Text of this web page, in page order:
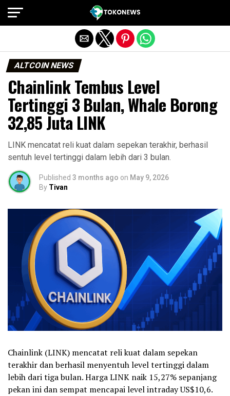
ALTCOIN NEWS
Chainlink Tembus Level
Tertinggi 3 Bulan, Whale Borong
32,85 Juta LINK
LINK mencatat reli kuat dalam sepekan terakhir, berhasil
sentuh level tertinggi dalam lebih dari 3 bulan.
Published 3 months ago on May 9, 2026
By Tivan
Chainlink (LINK) mencatat reli kuat dalam sepekan
terakhir dan berhasil menyentuh level tertinggi dalam
lebih dari tiga bulan. Harga LINK naik 15,27% sepanjang
pekan ini dan sempat mencapai level intraday US$10,6.
Exit mobile version